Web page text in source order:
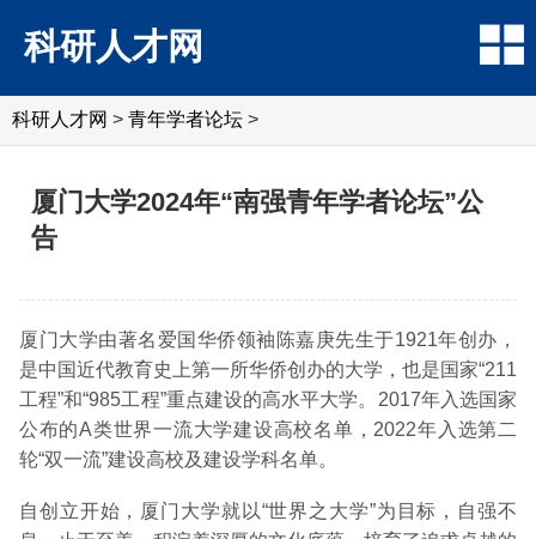
科研人才网
科研人才网 > 青年学者论坛 >
厦门大学2024年“南强青年学者论坛”公
告
厦门大学由著名爱国华侨领袖陈嘉庚先生于1921年创办，
是中国近代教育史上第一所华侨创办的大学，也是国家“211
工程”和“985工程”重点建设的高水平大学。2017年入选国家
公布的A类世界一流大学建设高校名单，2022年入选第二
轮“双一流”建设高校及建设学科名单。
自创立开始，厦门大学就以“世界之大学”为目标，自强不